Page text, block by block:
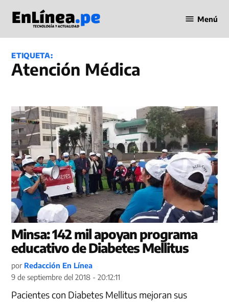
contenido
en Línea
Menú
ETIQUETA:
Atención Médica
Minsa: 142 mil apoyan programa
educativo de Diabetes Mellitus
por Redacción En Línea
9 de septiembre del 2018 - 20:12:11
Pacientes con Diabetes Mellitus mejoran sus